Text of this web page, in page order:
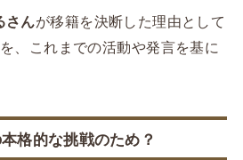
さんが移籍を決断した理由として
、これまでの活動や発言を基に
格的な挑戦のため？